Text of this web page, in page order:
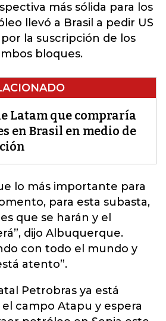
más sólida para los
llevó a Brasil a pedir US
la suscripción de los
bloques.
Latam que compraría
en Brasil en medio de
lo más importante para
para esta subasta,
que se harán y el
dijo Albuquerque.
con todo el mundo y
atento”.
Petrobras ya está
campo Atapu y espera